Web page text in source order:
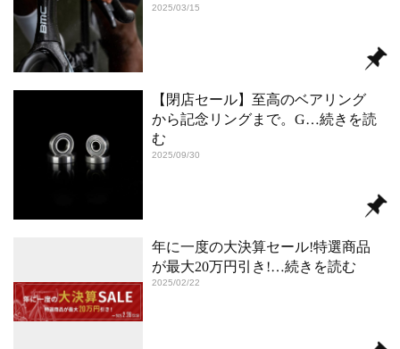
2025/03/15
【閉店セール】至高のベアリング
から記念リングまで。G…続きを読
む
2025/09/30
年に一度の大決算セール!特選商品
が最大20万円引き!…続きを読む
2025/02/22